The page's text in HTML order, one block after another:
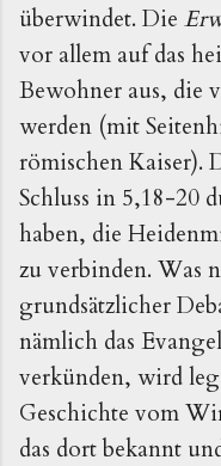
überwindet. Die
vor allem auf das
Bewohner aus, die
werden (mit
römischen Kaiser).
Schluss in 5,18-20
haben, die
zu verbinden. Was
grundsätzlicher
nämlich das
verkünden, wird
Geschichte vom
das dort bekannt